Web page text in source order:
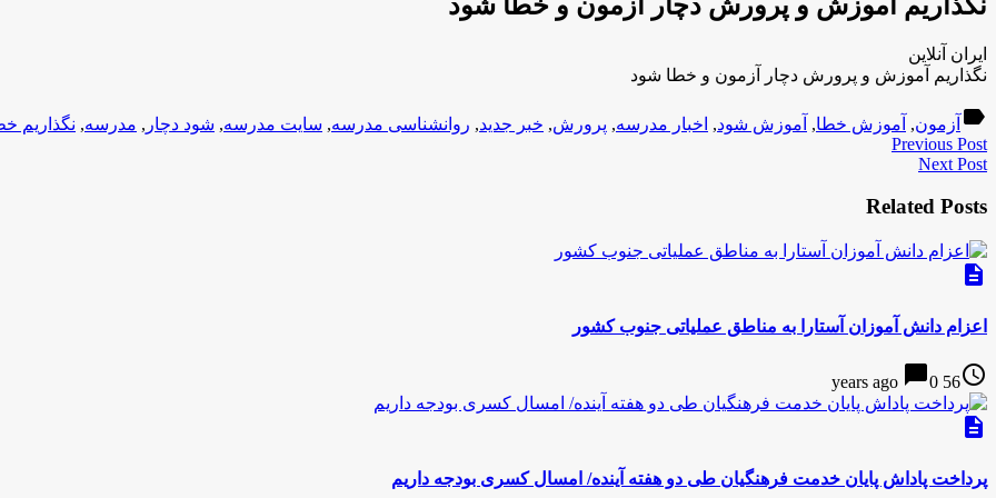
ایران آنلاین
نگذاریم آموزش و پرورش دچار آزمون و خطا شود
label آزمون, آموزش خطا, آموزش شود, اخبار مدرسه, پرورش, خبر جدید, روانشناسی مدرسه, سایت مدرسه, شود دچار , مدرسه, نگذاریم
Previous Post
Next Post
Related Posts
description
اعزام دانش آموزان آستارا به مناطق عملیاتی جنوب کشور
access_time
56 years ago
chat_bubble0
description
پرداخت پاداش پایان خدمت فرهنگیان طی دو هفته آینده/ امسال کسری بودجه داریم